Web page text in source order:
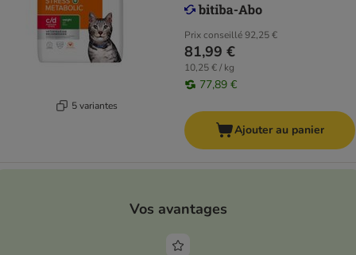
5 variantes
Prix conseillé92,25 €
81,99 €
10,25 € / kg
77,89 €
Ajouter au panier
Vos avantages